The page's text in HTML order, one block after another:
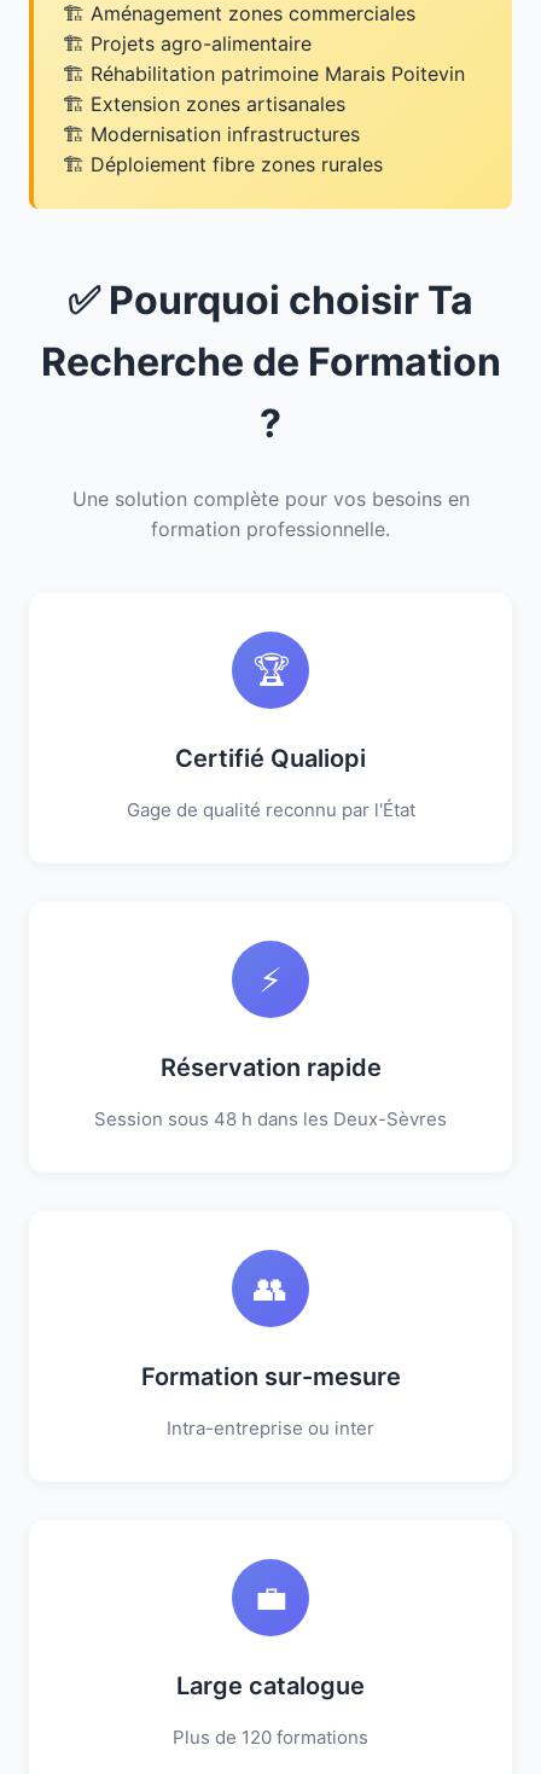
Aménagement zones commerciales
Projets agro-alimentaire
Réhabilitation patrimoine Marais Poitevin
Extension zones artisanales
Modernisation infrastructures
Déploiement fibre zones rurales
✅ Pourquoi choisir Ta
Recherche de Formation
?
Une solution complète pour vos besoins en
formation professionnelle.
🏆
Certifié Qualiopi
Gage de qualité reconnu par l'État
⚡
Réservation rapide
Session sous 48 h dans les Deux-Sèvres
👥
Formation sur-mesure
Intra-entreprise ou inter
💼
Large catalogue
Plus de 120 formations